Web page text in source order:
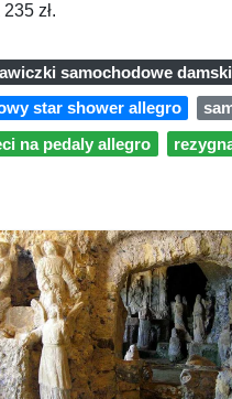
zł.
samochodowe
star shower allegro
na pedaly allegro